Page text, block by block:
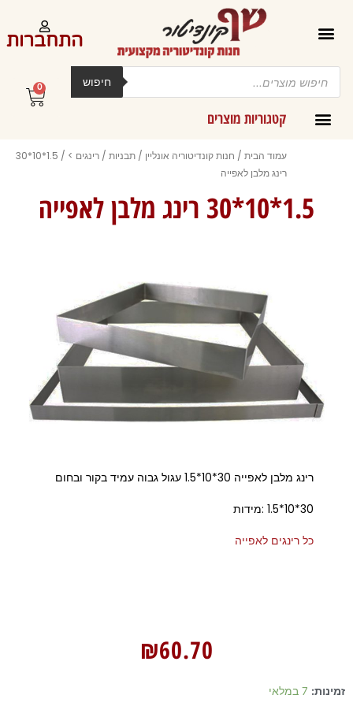
התחברות
Products
search
חיפוש
קטגוריות מוצרים
0
עגלת
קניות
עמוד הבית / חנות קונדיטוריה אונליין / תבניות / רינגים >
/ 1.5*10*30
רינג מלבן לאפייה
1.5*10*30 רינג מלבן לאפייה
רינג מלבן לאפייה 30*10*1.5 עגול גבוה עמיד בקור ובחום
30*10*1.5 :מידות
כל רינגים לאפייה
₪60.70
זמינות: 7 במלאי
כמות